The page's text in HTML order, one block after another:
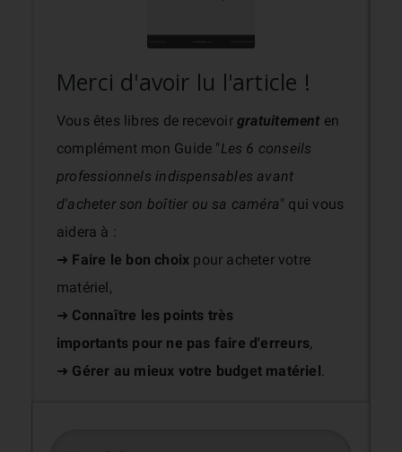
Merci d'avoir lu l'article !
Vous êtes libres de recevoirgratuitement en
complément mon Guide "Les 6 conseils
professionnels indispensables avant
d'acheter son boîtier ou sa caméra" qui vous
aidera à :
➜ Faire le bon choix pour acheter votre
matériel,
➜ Connaître les points très
importants pour ne pas faire d'erreurs,
➜ Gérer au mieux votre budget matériel